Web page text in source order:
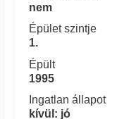
nem
Épület szintje
1.
Épült
1995
Ingatlan állapot
kívül: jó